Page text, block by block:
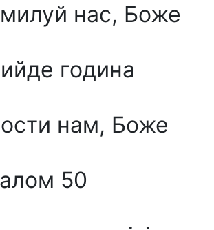
нас, Боже
година
нам, Боже
50